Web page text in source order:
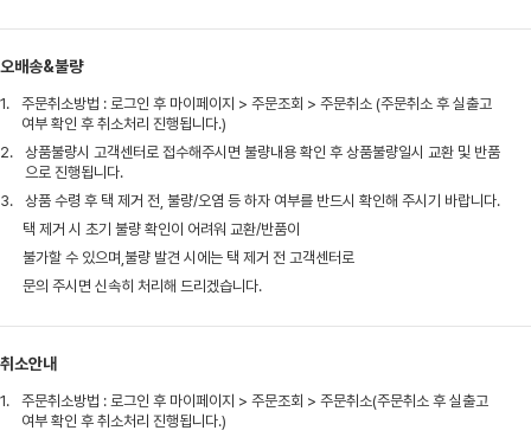
오배송&불량
1.
주문취소방법 : 로그인 후 마이페이지 > 주문조회 > 주문취소 (주문취소 후 실출고
여부 확인 후 취소처리 진행됩니다.)
2.
상품불량시 고객센터로 접수해주시면 불량내용 확인 후 상품불량일시 교환 및 반품
으로 진행됩니다.
3.
상품 수령 후 택 제거 전, 불량/오염 등 하자 여부를 반드시 확인해 주시기 바랍니다.
택 제거 시 초기 불량 확인이 어려워 교환/반품이
불가할 수 있으며,불량 발견 시에는 택 제거 전 고객센터로
문의 주시면 신속히 처리해 드리겠습니다.
취소안내
1.
주문취소방법 : 로그인 후 마이페이지 > 주문조회 > 주문취소(주문취소 후 실출고
여부 확인 후 취소처리 진행됩니다.)